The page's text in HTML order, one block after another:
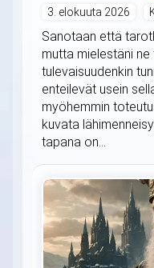
3. elokuuta 2026
Sanotaan että
mutta mielestäni
tulevaisuudenkin
enteilevät usein
myöhemmin
kuvata
tapana on...